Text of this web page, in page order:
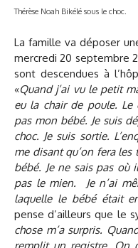
Thérèse Noah Bikélé sous le choc.
La famille va déposer
mercredi 20 septembre
sont descendues à
«Quand j’ai vu le petit
eu la chair de poule. Le
pas mon bébé. Je suis
choc. Je suis sortie.
me disant qu’on fera les
bébé. Je ne sais pas où
pas le mien. Je n’ai
laquelle le bébé était
pense d’ailleurs que le
chose m’a surpris.
remplit un registre. On